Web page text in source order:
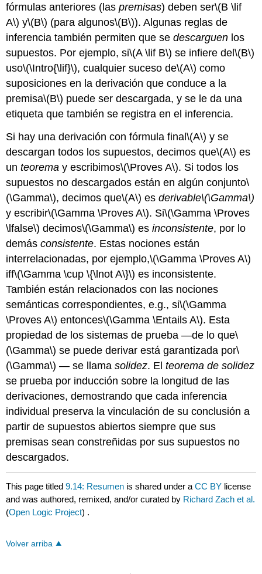
fórmulas anteriores (laspremisas) deben ser\(B \lif
A\) y\(B\) (para algunos\(B\)). Algunas reglas de
inferencia también permiten que sedescarguen los
supuestos. Por ejemplo, si\(A \lif B\) se infiere del\(B\)
uso\(\Intro{\lif}\), cualquier suceso de\(A\) como
suposiciones en la derivación que conduce a la
premisa\(B\) puede ser descargada, y se le da una
etiqueta que también se registra en el inferencia.
Si hay una derivación con fórmula final\(A\) y se
descargan todos los supuestos, decimos que\(A\) es
unteorema y escribimos\(\Proves A\). Si todos los
supuestos no descargados están en algún conjunto\
(\Gamma\), decimos que\(A\) esderivable\(\Gamma\)
y escribir\(\Gamma \Proves A\). Si\(\Gamma \Proves
\lfalse\) decimos\(\Gamma\) esinconsistente, por lo
demásconsistente. Estas nociones están
interrelacionadas, por ejemplo,\(\Gamma \Proves A\)
iff\(\Gamma \cup \{\lnot A\}\) es inconsistente.
También están relacionados con las nociones
semánticas correspondientes, e.g., si\(\Gamma
\Proves A\) entonces\(\Gamma \Entails A\). Esta
propiedad de los sistemas de prueba —de lo que\
(\Gamma\) se puede derivar está garantizada por\
(\Gamma\) — se llamasolidez. Elteorema de solidez
se prueba por inducción sobre la longitud de las
derivaciones, demostrando que cada inferencia
individual preserva la vinculación de su conclusión a
partir de supuestos abiertos siempre que sus
premisas sean constreñidas por sus supuestos no
descargados.
This page titled9.14: Resumen is shared under aCC BY license
and was authored, remixed, and/or curated by Richard Zach et al.
(Open Logic Project) .
Volver arriba